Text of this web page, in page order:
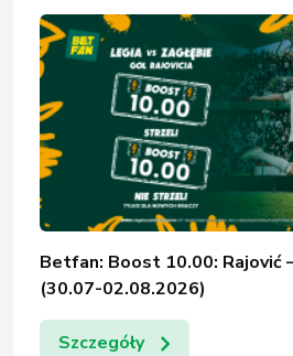
Betfan: Boost 10.00:
(30.07-02.08.2026)
Szczegóły